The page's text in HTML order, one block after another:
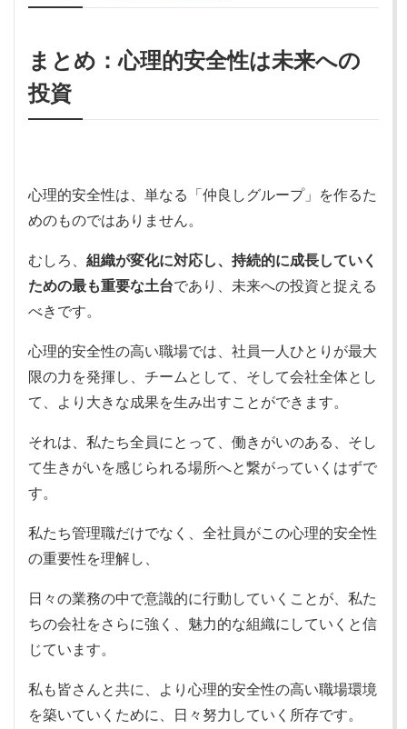
まとめ：心理的安全性は未来への
投資
心理的安全性は、単なる「仲良しグループ」を作るた
めのものではありません。
むしろ、 組織が変化に対応し、持続的に成長していく
ための最も重要な土台であり、未来への投資と捉える
べきです。
心理的安全性の高い職場では、社員一人ひとりが最大
限の力を発揮し、チームとして、そして会社全体とし
て、より大きな成果を生み出すことができます。
それは、私たち全員にとって、働きがいのある、そし
て生きがいを感じられる場所へと繋がっていくはずで
す。
私たち管理職だけでなく、全社員がこの心理的安全性
の重要性を理解し、
日々の業務の中で意識的に行動していくことが、私た
ちの会社をさらに強く、魅力的な組織にしていくと信
じています。
私も皆さんと共に、より心理的安全性の高い職場環境
を築いていくために、日々努力していく所存です。